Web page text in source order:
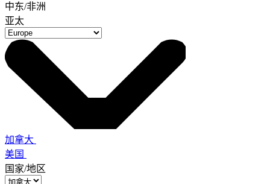
中东/非洲
亚太
加拿大
美国
国家/地区